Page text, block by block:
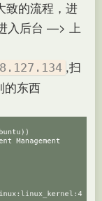
的流程，进
入后台 —> 上
,扫
的东西